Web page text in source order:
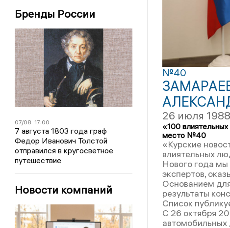
Бренды России
07/08 17:00
7 августа 1803 года граф
Федор Иванович Толстой
отправился в кругосветное
путешествие
Новости компаний
№40
26 июля
«100
место №40
«Курские
влиятельных
Нового года
экспертов,
Основанием
результаты
Список
С 26 октября
автомобильных